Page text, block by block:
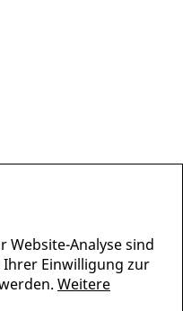
Analyse sind
Ihrer Einwilligung zur
Weitere